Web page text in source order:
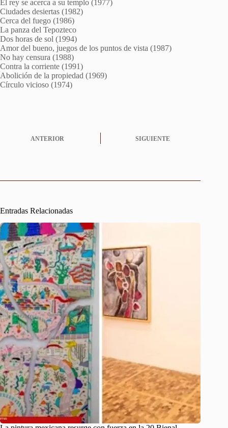
El rey se acerca a su templo (1977)
Ciudades desiertas (1982)
Cerca del fuego (1986)
La panza del Tepozteco
Dos horas de sol (1994)
Amor del bueno, juegos de los puntos de vista (1987)
No hay censura (1988)
Contra la corriente (1991)
Abolición de la propiedad (1969)
Círculo vicioso (1974)
ANTERIOR SIGUIENTE
Entradas Relacionadas